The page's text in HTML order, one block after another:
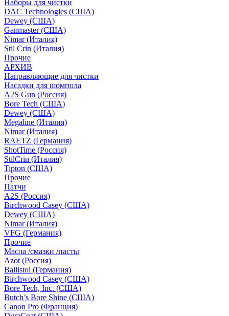
Наборы для чистки
DAC Technologies (США)
Dewey (США)
Ganmaster (США)
Nimar (Италия)
Stil Crin (Италия)
Прочие
АРХИВ
Направляющие для чистки
Насадки для шомпола
A2S Gun (Россия)
Bore Tech (США)
Dewey (США)
Megaline (Италия)
Nimar (Италия)
RAETZ (Германия)
ShotTime (Россия)
StilCrin (Италия)
Tipton (США)
Прочие
Патчи
A2S (Россия)
Birchwood Casey (США)
Dewey (США)
Nimar (Италия)
VFG (Германия)
Прочие
Масла /смазки /пасты
Azot (Россия)
Ballistol (Германия)
Birchwood Casey (США)
Bore Tech, Inc. (США)
Butch’s Bore Shine (СШA)
Canon Pro (Франция)